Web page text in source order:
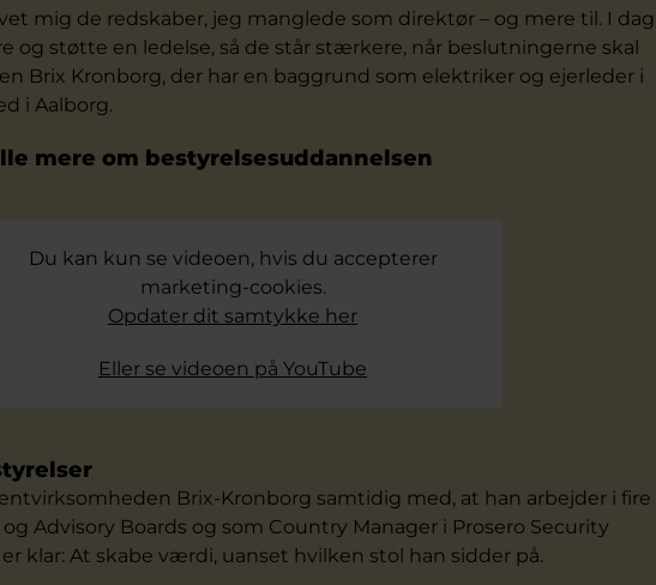
mig de redskaber, jeg manglede som direktør – og mere til. I dag
og støtte en ledelse, så de står stærkere, når beslutningerne skal
Brix Kronborg, der har en baggrund som elektriker og ejerleder i
i Aalborg.
mere om bestyrelsesuddannelsen
Du kan kun se videoen, hvis du accepterer
marketing-cookies.
Opdater dit samtykke her
Eller se videoen på YouTube
Brix-Kronborg samtidig med, at han arbejder i fire
Advisory Boards og som Country Manager i Prosero Security
klar: At skabe værdi, uanset hvilken stol han sidder på.